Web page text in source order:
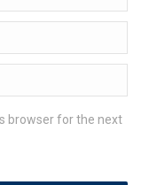
browser for the next